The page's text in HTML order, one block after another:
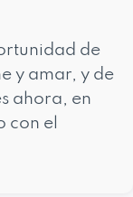
de
y amar, y de
ahora, en
con el